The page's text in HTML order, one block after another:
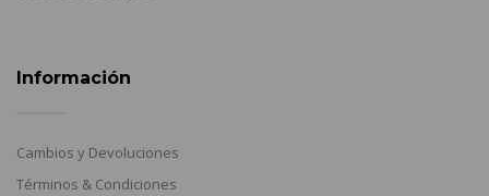
Información
Cambios y Devoluciones
Términos & Condiciones